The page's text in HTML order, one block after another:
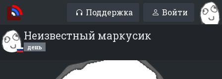
Поддержка Войти
Неизвестный маркусик
день